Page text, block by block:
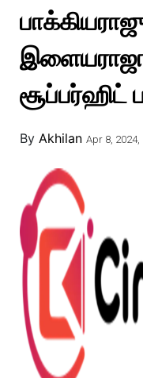
Throwback
Television
Reviews
Photos
Story
சூப்பர்ஹிட்
By Akhilan Apr 8, 2024,